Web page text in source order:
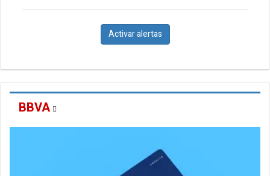
Activar alertas
BBVA